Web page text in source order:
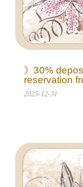
》30%
reservation
2025-12-31